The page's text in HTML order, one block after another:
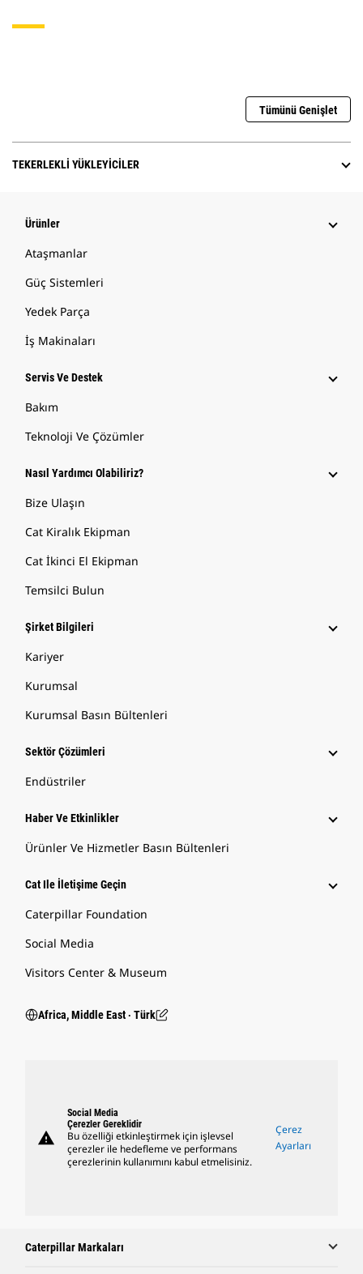
Tümünü Genişlet
TEKERLEKLI YÜKLEYICILER
Ürünler
Ataşmanlar
Güç Sistemleri
Yedek Parça
İş Makinaları
Servis Ve Destek
Bakım
Teknoloji Ve Çözümler
Nasıl Yardımcı Olabiliriz?
Bize Ulaşın
Cat Kiralık Ekipman
Cat İkinci El Ekipman
Temsilci Bulun
Şirket Bilgileri
Kariyer
Kurumsal
Kurumsal Basın Bültenleri
Sektör Çözümleri
Endüstriler
Haber Ve Etkinlikler
Ürünler Ve Hizmetler Basın Bültenleri
Cat Ile İletişime Geçin
Caterpillar Foundation
Social Media
Visitors Center & Museum
Africa, Middle East ‧ Türk
warning
Social Media
Çerezler Gereklidir
Bu özelliği etkinleştirmek için işlevsel
çerezler ile hedefleme ve performans
çerezlerinin kullanımını kabul etmelisiniz.
Çerez
Ayarları
Caterpillar Markaları